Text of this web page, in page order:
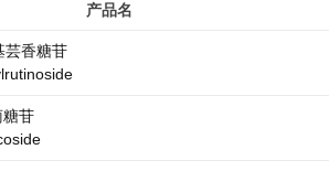
产品名
芸香糖苷
苷